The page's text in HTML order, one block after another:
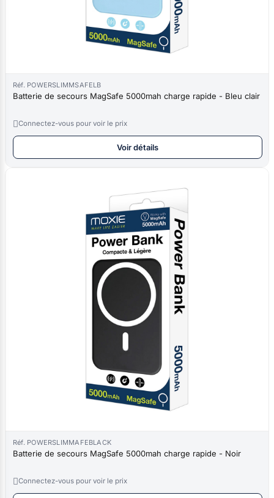
Réf. POWERSLIMMSAFELB
Batterie de secours MagSafe 5000mah charge rapide - Bleu clair
Connectez-vous pour voir le prix
Voir détails
Réf. POWERSLIMMAFEBLACK
Batterie de secours MagSafe 5000mah charge rapide - Noir
Connectez-vous pour voir le prix